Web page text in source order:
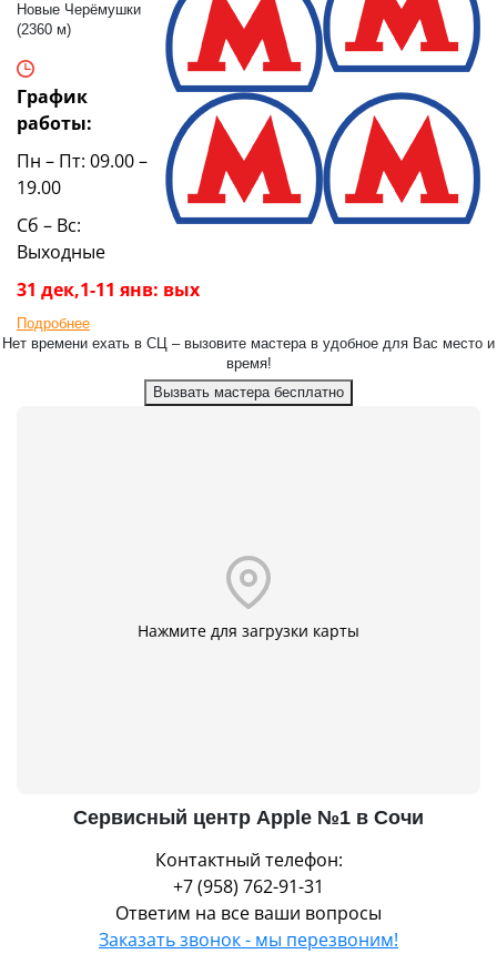
Новые Черёмушки
(2360 м)
График
работы:
Пн – Пт: 09.00 –
19.00
Сб – Вс:
Выходные
31 дек,1-11 янв: вых
Подробнее
Нет времени ехать в СЦ – вызовите мастера в удобное для Вас место и
время!
Вызвать мастера бесплатно
Нажмите для загрузки карты
Сервисный центр Apple №1 в Сочи
Контактный телефон:
+7 (958) 762-91-31
Ответим на все ваши вопросы
Заказать звонок - мы перезвоним!